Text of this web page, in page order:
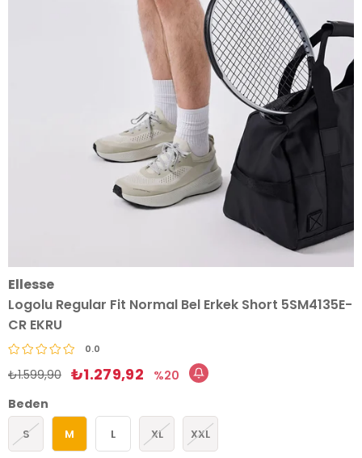
Ellesse
Logolu Regular Fit Normal Bel Erkek Short 5SM4135E-
CR EKRU
0.0
₺1.599,90 ₺1.279,92
20
Beden
S M L XL XXL